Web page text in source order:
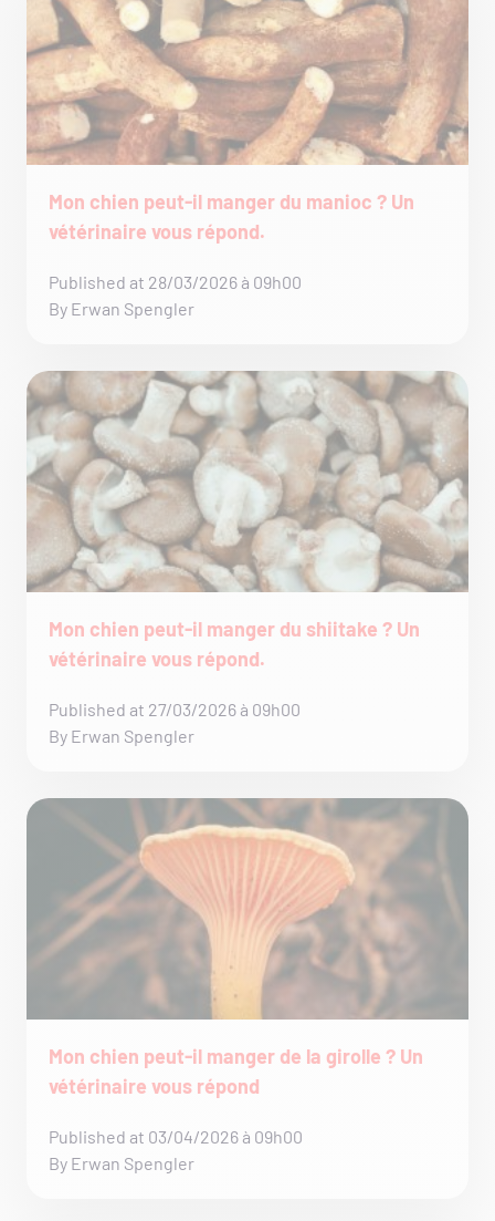
Mon chien peut-il manger du manioc ? Un
vétérinaire vous répond.
Published at 28/03/2026 à 09h00
By Erwan Spengler
Mon chien peut-il manger du shiitake ? Un
vétérinaire vous répond.
Published at 27/03/2026 à 09h00
By Erwan Spengler
Mon chien peut-il manger de la girolle ? Un
vétérinaire vous répond
Published at 03/04/2026 à 09h00
By Erwan Spengler